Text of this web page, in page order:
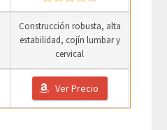
Construcción robusta, alta
estabilidad, cojín lumbar y
cervical
Ver Precio